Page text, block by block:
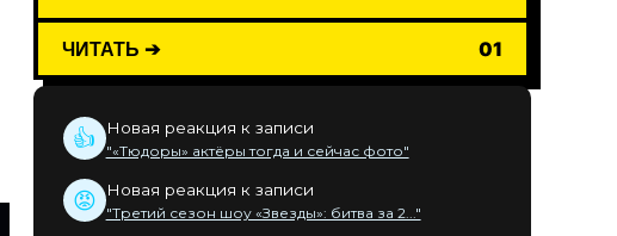
ЧИТАТЬ ➔ 01
👍 Новая реакция к записи
"«Тюдоры» актёры тогда и сейчас фото"
😡 Новая реакция к записи
"Третий сезон шоу «Звезды»: битва за 2..."